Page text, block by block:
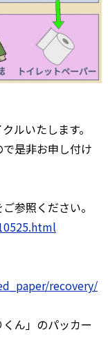
ルいたします。
で是非お申し付け
参照ください。
recovery/
ん」のパッカー